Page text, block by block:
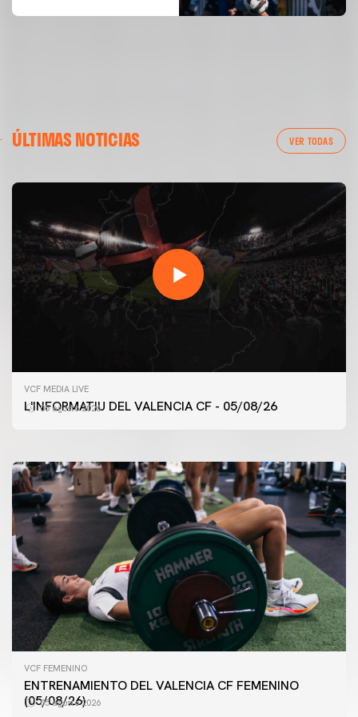
ÚLTIMAS NOTICIAS VER TODAS
VCF MEDIA LIVE
L'INFORMATIU DEL VALENCIA CF - 05/08/26
05 agosto 2026
PRIMER EQUIPO
ENTRENAMIENTO MATINAL DEL VALENCIA CF
5/8/2026
VCF FEMENINO
ENTRENAMIENTO DEL VALENCIA CF FEMENINO
(05/08/26)
05 agosto 2026